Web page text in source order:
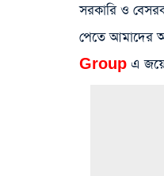
সরকারি ও
পেতে আমাদের
Group এ